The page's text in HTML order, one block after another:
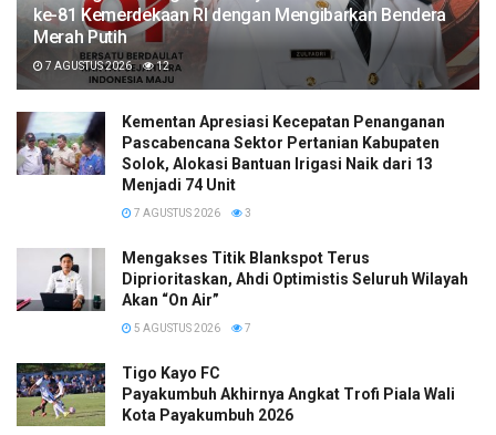
ke-81 Kemerdekaan RI dengan Mengibarkan Bendera
Merah Putih
7 AGUSTUS 2026 12
Kementan Apresiasi Kecepatan Penanganan
Pascabencana Sektor Pertanian Kabupaten
Solok, Alokasi Bantuan Irigasi Naik dari 13
Menjadi 74 Unit
7 AGUSTUS 2026 3
Mengakses Titik Blankspot Terus
Diprioritaskan, Ahdi Optimistis Seluruh Wilayah
Akan “On Air”
5 AGUSTUS 2026 7
Tigo Kayo FC
Payakumbuh Akhirnya Angkat Trofi Piala Wali
Kota Payakumbuh 2026